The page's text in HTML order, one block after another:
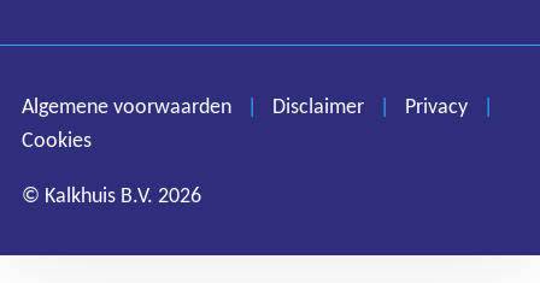
Disclaimer
Privacy
Algemene voorwaarden | Disclaimer | Privacy
|
Cookies
© Kalkhuis B.V. 2026